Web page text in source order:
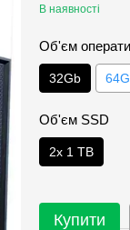
В наявності
Об'єм
32Gb
Об'єм SSD
2х 1 TB
Купити